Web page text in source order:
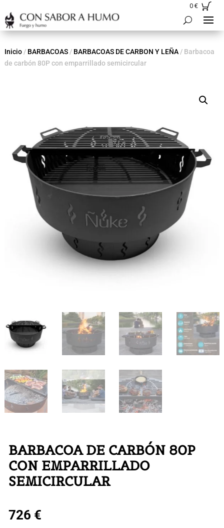
0€
Inicio/ BARBACOAS/ BARBACOAS DE CARBON Y LEÑA/ Barbacoa
de carbón 80P con emparrillado semicircular
BARBACOA DE CARBÓN 80P
CON EMPARRILLADO
SEMICIRCULAR
726 €